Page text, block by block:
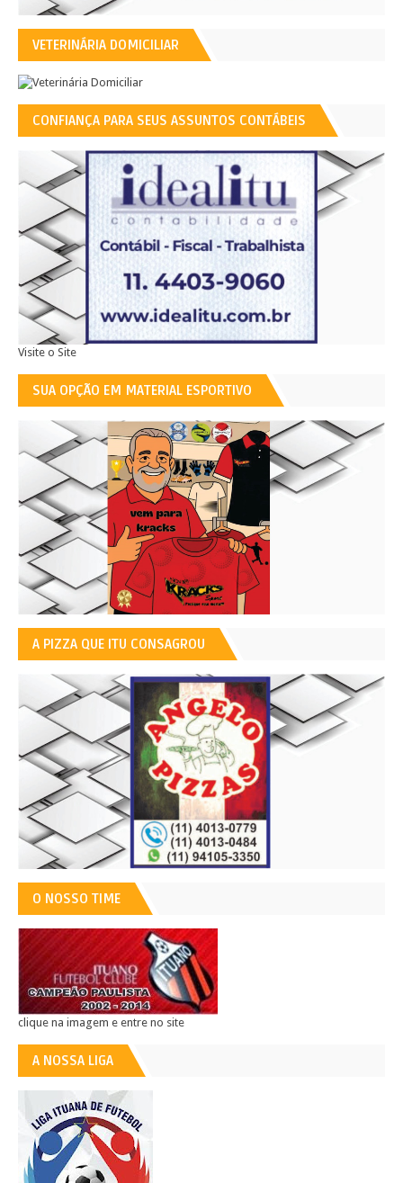
VETERINÁRIA DOMICILIAR
CONFIANÇA PARA SEUS ASSUNTOS CONTÁBEIS
Visite o Site
SUA OPÇÃO EM MATERIAL ESPORTIVO
A PIZZA QUE ITU CONSAGROU
O NOSSO TIME
clique na imagem e entre no site
A NOSSA LIGA